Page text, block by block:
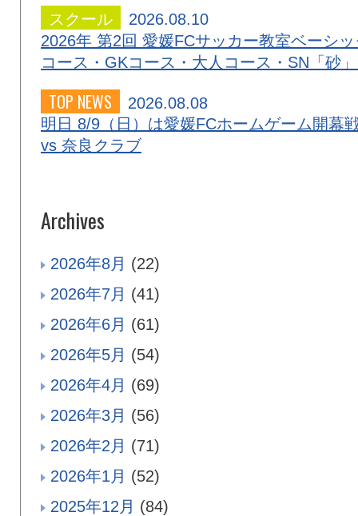
スクール
2026.08.10
2026年 第2回 愛媛FCサッカー教室ベーシッ
コース・GKコース・大人コース・SN「砂
TOP NEWS
2026.08.08
明日 8/9（日）は愛媛FCホームゲーム開幕
vs 奈良クラブ
Archives
2026年8月 (22)
2026年7月 (41)
2026年6月 (61)
2026年5月 (54)
2026年4月 (69)
2026年3月 (56)
2026年2月 (71)
2026年1月 (52)
2025年12月 (84)